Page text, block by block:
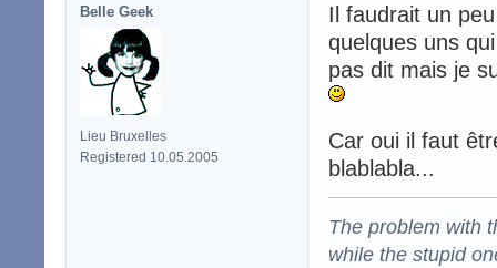
Belle Geek
Lieu Bruxelles
Registered 10.05.2005
Il faudrait un
quelques uns
pas dit mais je
Car oui il faut
blablabla...
The problem with
while the stupid